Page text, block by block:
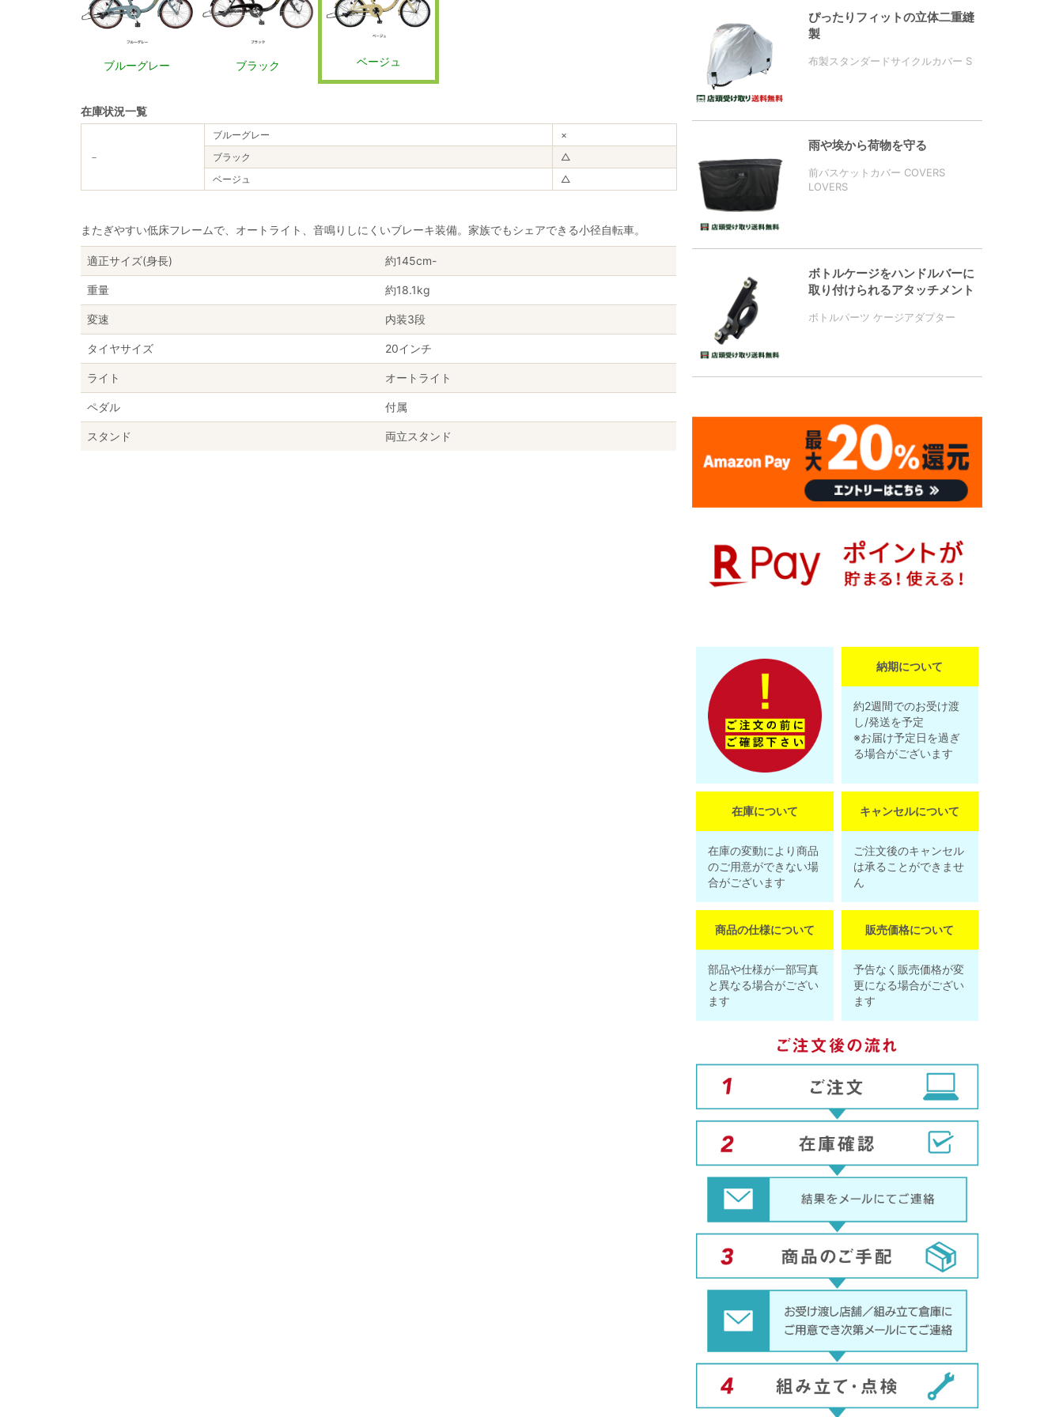
ブルーグレー ブラック ベージュ
在庫状況一覧
－
ブルーグレー
×
ブラック
△
ベージュ
△
またぎやすい低床フレームで、オートライト、音鳴りしにくいブレーキ装備。家族でもシェアできる小径自転車。
適正サイズ(身長) 約145cm-
重量 約18.1kg
変速 内装3段
タイヤサイズ 20インチ
ライト オートライト
ペダル 付属
スタンド 両立スタンド
ぴったりフィットの立体二重縫
製
布製スタンダードサイクルカバー S
雨や埃から荷物を守る
前バスケットカバー COVERS
LOVERS
ボトルケージをハンドルバーに
取り付けられるアタッチメント
ボトルパーツ ケージアダプター
納期について
約2週間でのお受け渡
し/発送を予定
※お届け予定日を過ぎ
る場合がございます
在庫について
在庫の変動により商品
のご用意ができない場
合がございます
キャンセルについて
ご注文後のキャンセル
は承ることができませ
ん
商品の仕様について
部品や仕様が一部写真
と異なる場合がござい
ます
販売価格について
予告なく販売価格が変
更になる場合がござい
ます